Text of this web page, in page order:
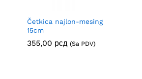
Četkica najlon-mesing
15cm
355,00 рсд (Sa PDV)